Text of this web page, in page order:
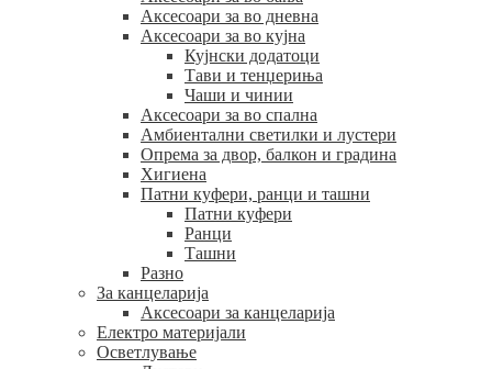
Аксесоари за во дневна
Аксесоари за во кујна
Кујнски додатоци
Тави и тенџериња
Чаши и чинии
Аксесоари за во спална
Амбиентални светилки и лустери
Опрема за двор, балкон и градина
Хигиена
Патни куфери, ранци и ташни
Патни куфери
Ранци
Ташни
Разно
За канцеларија
Аксесоари за канцеларија
Електро материјали
Осветлување